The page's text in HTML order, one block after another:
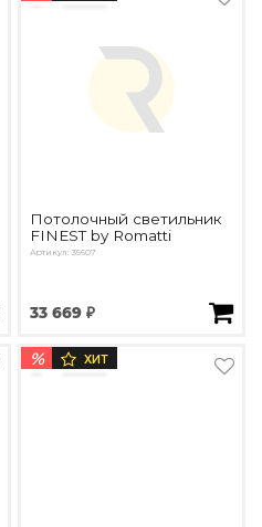
Потолочный светильник
FINEST by Romatti
Артикул: 35607
33 669 ₽
% ХИТ